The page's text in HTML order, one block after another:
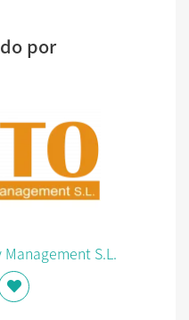
por
S.L.